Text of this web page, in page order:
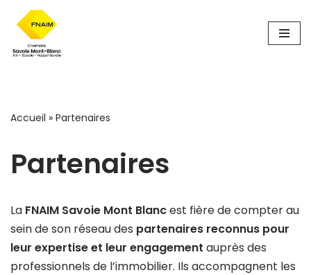
Aller
au
Accueil » Partenaires
Partenaires
La FNAIM Savoie Mont Blancest fière de compter au
sein de son réseau des partenaires reconnus pour
leur expertise et leur engagement auprès des
professionnels de l’immobilier. Ils accompagnent les